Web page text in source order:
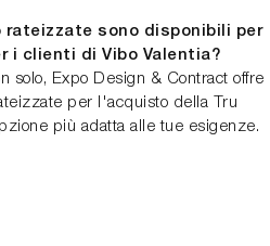
rateizzate sono disponibili per
i clienti di Vibo Valentia?
solo, Expo Design & Contract offre
per l'acquisto della Tru
più adatta alle tue esigenze.